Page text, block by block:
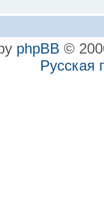
phpBB ©
Русская